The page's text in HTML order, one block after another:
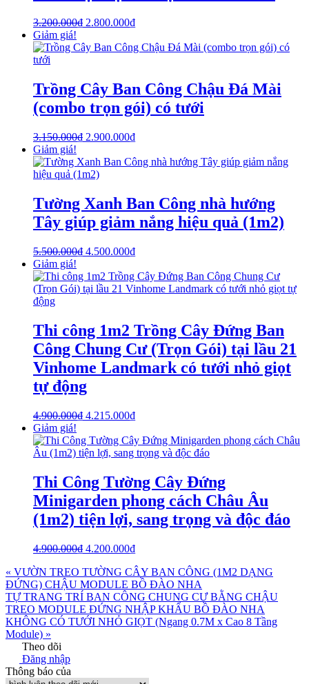
3.200.000₫ 2.800.000₫
Giảm giá!
Trồng Cây Ban Công Chậu Đá Mài
(combo trọn gói) có tưới
3.150.000₫ 2.900.000₫
Giảm giá!
Tường Xanh Ban Công nhà hướng
Tây giúp giảm nắng hiệu quả (1m2)
5.500.000₫ 4.500.000₫
Giảm giá!
Thi công 1m2 Trồng Cây Đứng Ban
Công Chung Cư (Trọn Gói) tại lầu 21
Vinhome Landmark có tưới nhỏ giọt
tự động
4.900.000₫ 4.215.000₫
Giảm giá!
Thi Công Tường Cây Đứng
Minigarden phong cách Châu Âu
(1m2) tiện lợi, sang trọng và độc đáo
4.900.000₫ 4.200.000₫
« VƯỜN TREO TƯỜNG CÂY BAN CÔNG (1M2 DẠNG
ĐỨNG) CHẬU MODULE BỒ ĐÀO NHA
TỰ TRANG TRÍ BAN CÔNG CHUNG CƯ BẰNG CHẬU
TREO MODULE ĐỨNG NHẬP KHẨU BỒ ĐÀO NHA
KHÔNG CÓ TƯỚI NHỎ GIỌT (Ngang 0.7M x Cao 8 Tầng
Module) »
Theo dõi
Đăng nhập
Thông báo của